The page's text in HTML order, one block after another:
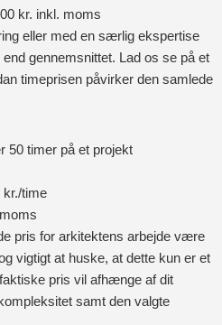
kr. inkl. moms
eller med en særlig ekspertise
gennemsnittet. Lad os se på et
timeprisen påvirker den samlede
50 timer på et projekt
kr./time
pris for arkitektens arbejde være
vigtigt at huske, at dette kun er et
pris vil afhænge af dit
samt den valgte